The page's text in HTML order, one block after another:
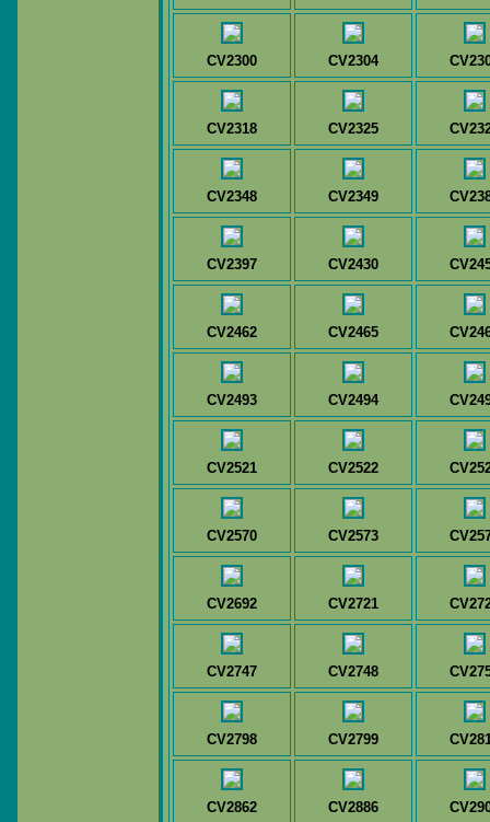
CV2300 CV2304
CV2318 CV2325
CV2348 CV2349
CV2397 CV2430
CV2462 CV2465
CV2493 CV2494
CV2521 CV2522
CV2570 CV2573
CV2692 CV2721
CV2747 CV2748
CV2798 CV2799
CV2862 CV2886